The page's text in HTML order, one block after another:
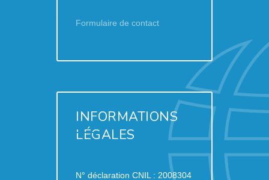
Formulaire de contact
INFORMATIONS
LÉGALES
N° déclaration CNIL : 2008304